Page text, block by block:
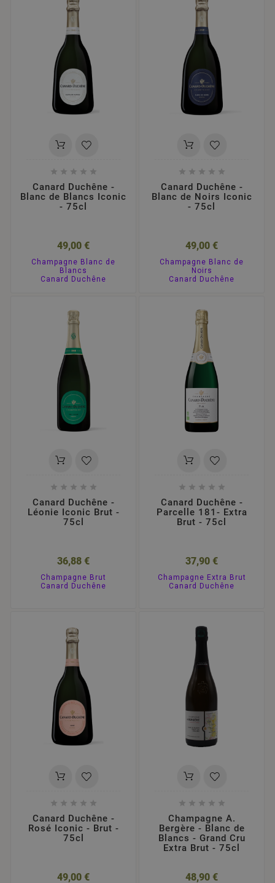
    
Canard Duchêne -
Blanc de Blancs Iconic
- 75cl
49,00 €
Champagne Blanc de
Blancs
Canard Duchêne
    
Canard Duchêne -
Blanc de Noirs Iconic
- 75cl
49,00 €
Champagne Blanc de
Noirs
Canard Duchêne
    
Canard Duchêne -
Léonie Iconic Brut -
75cl
36,88 €
Champagne Brut
Canard Duchêne
    
Canard Duchêne -
Parcelle 181- Extra
Brut - 75cl
37,90 €
Champagne Extra Brut
Canard Duchêne
    
Canard Duchêne -
Rosé Iconic - Brut -
75cl
49,00 €
    
Champagne A.
Bergère - Blanc de
Blancs - Grand Cru
Extra Brut - 75cl
48,90 €